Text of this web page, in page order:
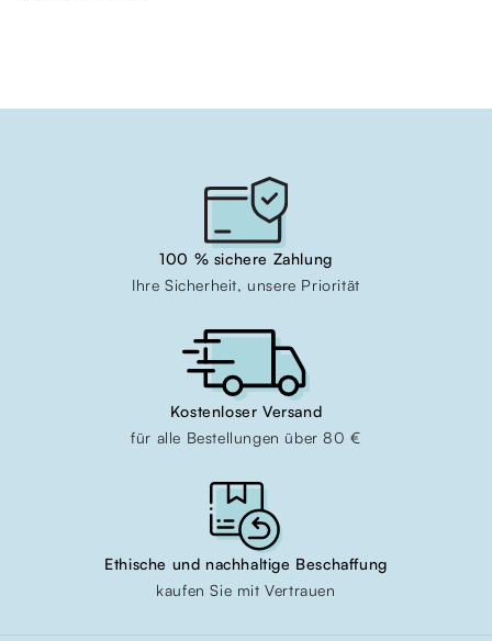
100 % sichere Zahlung
Ihre Sicherheit, unsere Priorität
Kostenloser Versand
für alle Bestellungen über 80 €
Ethische und nachhaltige Beschaffung
kaufen Sie mit Vertrauen